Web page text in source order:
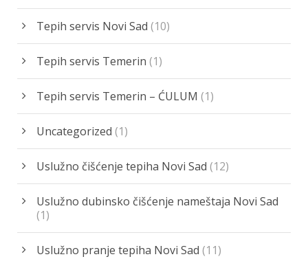
Tepih servis Novi Sad (10)
Tepih servis Temerin (1)
Tepih servis Temerin – ĆULUM (1)
Uncategorized (1)
Uslužno čišćenje tepiha Novi Sad (12)
Uslužno dubinsko čišćenje nameštaja Novi Sad
(1)
Uslužno pranje tepiha Novi Sad (11)